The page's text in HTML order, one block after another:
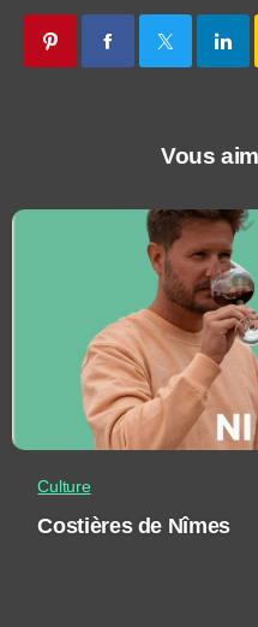
Vous
Culture
Costières de Nîmes